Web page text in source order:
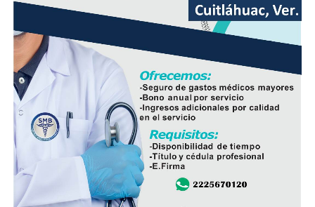
algún otro factor, por lo que serán las investigaciones
correspondientes las que determinen el origen del
siniestro.